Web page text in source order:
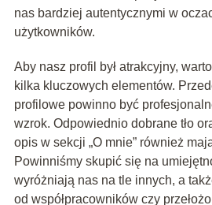
nas bardziej autentycznymi w
użytkowników.
Aby nasz profil był atrakcyjny,
kilka kluczowych elementów.
profilowe powinno być
wzrok. Odpowiednio dobrane tło
opis w sekcji „O mnie” również
Powinniśmy skupić się na
wyróżniają nas na tle innych, a
od współpracowników czy